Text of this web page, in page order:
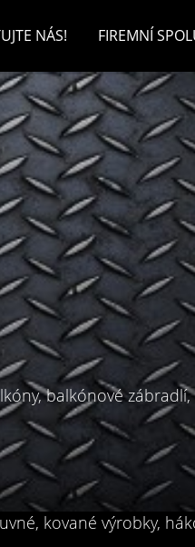
NÁS! FIREMNÍ
balkónové
kované výrobky,